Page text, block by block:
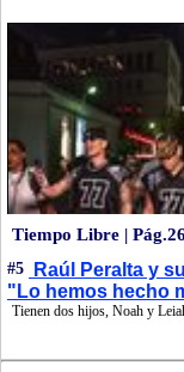
Tiempo Libre | Pág.26
#5
Raúl Peralta y
"Lo hemos hecho
Tienen dos hijos, Noah y